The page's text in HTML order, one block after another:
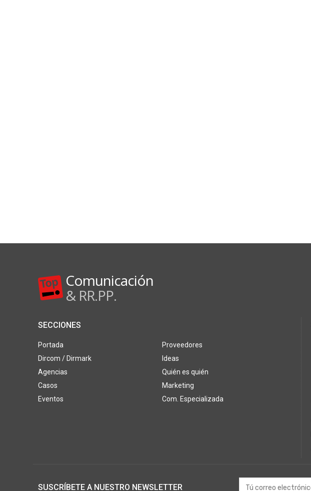
Comunicación
& RR.PP.
SECCIONES
Portada
Dircom / Dirmark
Agencias
Casos
Eventos
Proveedores
Ideas
Quién es quién
Marketing
Com. Especializada
SUSCRÍBETE A NUESTRO NEWSLETTER